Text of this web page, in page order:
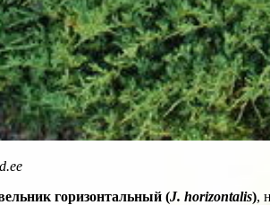
горизонтальный (J. horizontalis),